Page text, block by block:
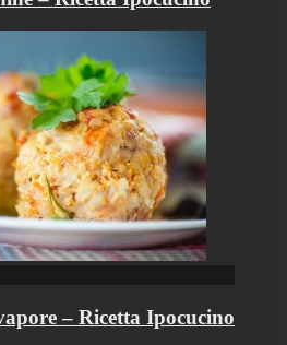
– Ricetta Ipocucino